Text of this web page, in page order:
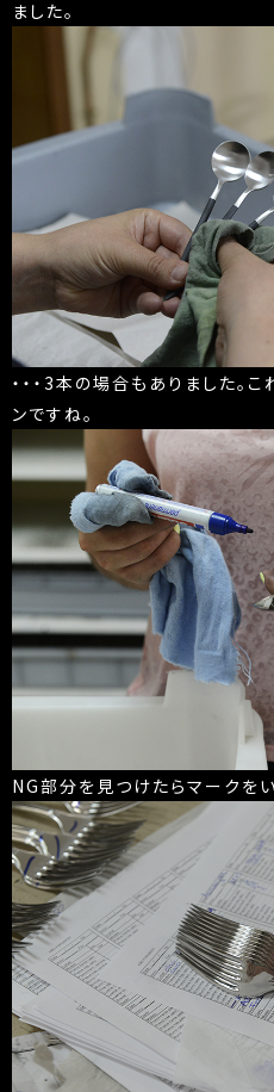
ました。
・・・3本の場合もありました。
ンですね。
NG部分を見つけたらマークをい